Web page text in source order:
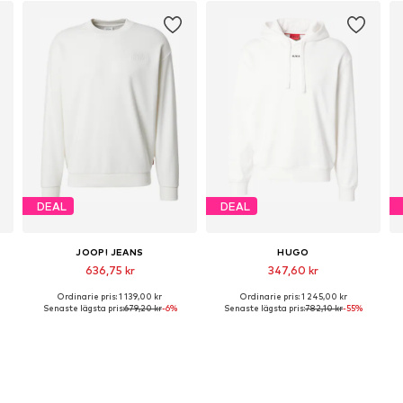
DEAL
JOOP! JEANS
636,75 kr
Ordinarie pris: 1 139,00 kr
Senaste lägsta pris:679,20 kr-6%
DEAL
HUGO
347,60 kr
Tillgängliga storlekar: M, L, XL
Ordinarie pris: 1 245,00 kr
Senaste lägsta pris:782,10 kr-55%